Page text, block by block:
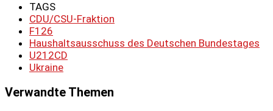
TAGS
CDU/CSU-Fraktion
F126
Haushaltsausschuss des Deutschen Bundestages
U212CD
Ukraine
Verwandte Themen